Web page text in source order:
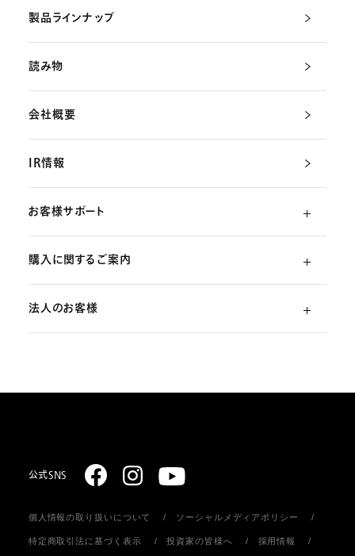
製品ラインナップ
読み物
会社概要
IR情報
お客様サポート
よくあるご質問
部品・消耗品のご注文
購入に関するご案内
ご利用ガイド（初めての方）
お届けについて
返品・キャンセル
法人のお客様
公式SNS
個人情報の取り扱いについて ソーシャルメディアポリシー
特定商取引法に基づく表示 投資家の皆様へ 採用情報